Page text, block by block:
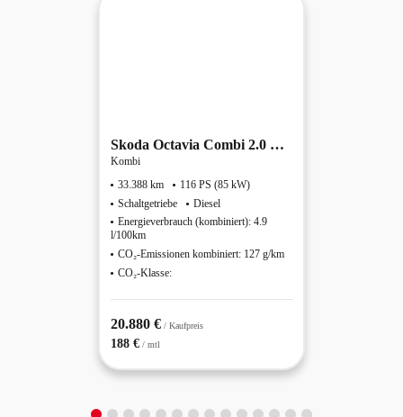
Skoda Octavia Combi 2.0 TDI Ambition
Kombi
33.388 km
116 PS (85 kW)
Schaltgetriebe
Diesel
Energieverbrauch (kombiniert): 4.9
l/100km
CO₂-Emissionen kombiniert: 127 g/km
CO₂-Klasse:
20.880 € / Kaufpreis
188 € / mtl